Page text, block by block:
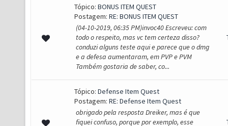
Tópico: BONUS ITEM QUEST
Postagem: RE: BONUS ITEM QUEST
(04-10-2019, 06:35 PM)invoc40 Escreveu: com
todo o respeito, mas vc tem certeza disso?
conduzi alguns teste aqui e parece que o dmg
e a defesa aumentaram, em PVP e PVM
Também gostaria de saber, co...
Tópico: Defense Item Quest
Postagem: RE: Defense Item Quest
obrigado pela resposta Dreiker, mas é que
fiquei confuso, porque por exemplo, esse